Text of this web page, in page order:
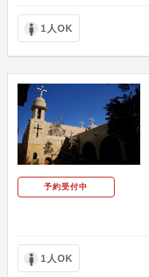
1人OK
予約受付中
1人OK